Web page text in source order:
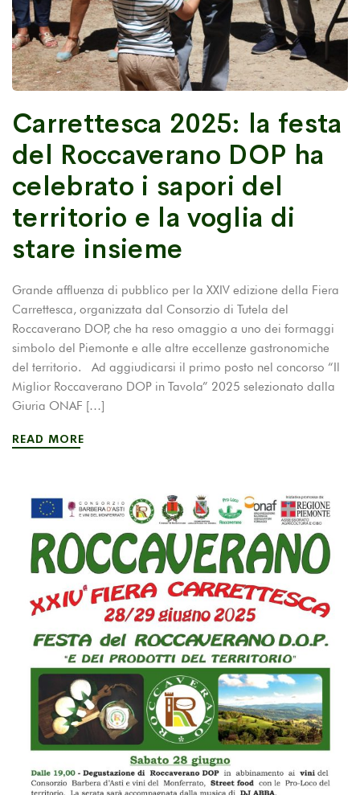
Carrettesca 2025: la festa
del Roccaverano DOP ha
celebrato i sapori del
territorio e la voglia di
stare insieme
Grande affluenza di pubblico per la XXIV edizione della Fiera
Carrettesca, organizzata dal Consorzio di Tutela del
Roccaverano DOP, che ha reso omaggio a uno dei formaggi
simbolo del Piemonte e alle altre eccellenze gastronomiche
del territorio. Ad aggiudicarsi il primo posto nel concorso “Il
Miglior Roccaverano DOP in Tavola” 2025 selezionato dalla
Giuria ONAF […]
READ MORE